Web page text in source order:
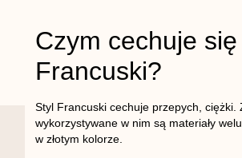
Czym cechuje
Francuski?
Styl Francuski cechuje przepych, ciężki.
wykorzystywane w nim są materiały
w złotym kolorze.